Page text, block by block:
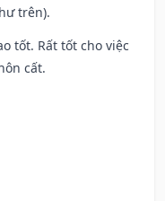
trên).
tốt. Rất tốt cho việc
cất.